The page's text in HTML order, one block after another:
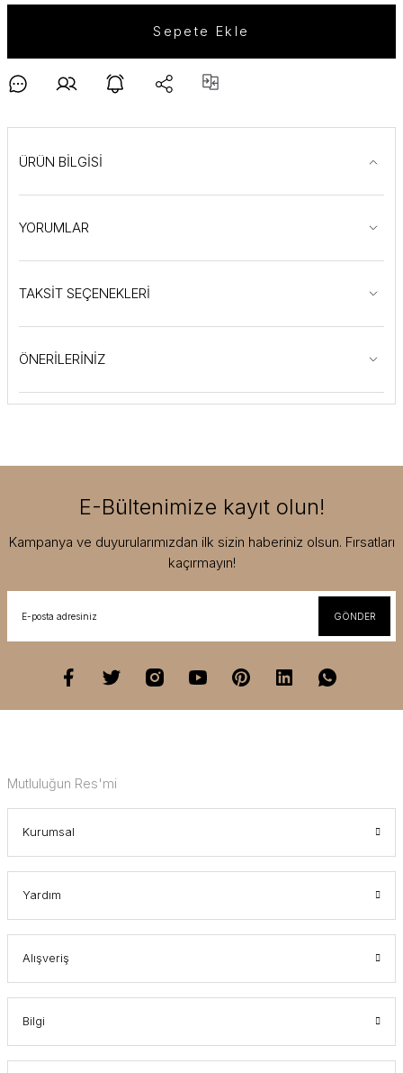
Sepete Ekle
ÜRÜN BİLGİSİ
YORUMLAR
TAKSİT SEÇENEKLERİ
ÖNERİLERİNİZ
E-Bültenimize kayıt olun!
Kampanya ve duyurularımızdan ilk sizin haberiniz olsun. Fırsatları
kaçırmayın!
GÖNDER
Mutluluğun Res'mi
Kurumsal
Yardım
Alışveriş
Bilgi